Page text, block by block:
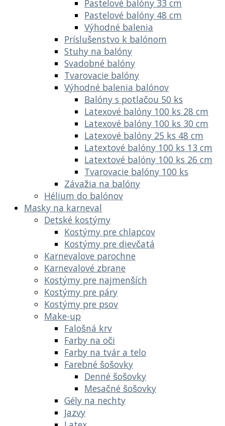
Pastelové balóny 33 cm
Pastelové balóny 48 cm
Výhodné balenia
Príslušenstvo k balónom
Stuhy na balóny
Svadobné balóny
Tvarovacie balóny
Výhodné balenia balónov
Balóny s potlačou 50 ks
Latexové balóny 100 ks 28 cm
Latexové balóny 100 ks 30 cm
Latexové balóny 25 ks 48 cm
Latextové balóny 100 ks 13 cm
Latextové balóny 100 ks 26 cm
Tvarovacie balóny 100 ks
Závažia na balóny
Hélium do balónov
Masky na karneval
Detské kostýmy
Kostýmy pre chlapcov
Kostýmy pre dievčatá
Karnevalove parochne
Karnevalové zbrane
Kostýmy pre najmenších
Kostýmy pre páry
Kostýmy pre psov
Make-up
Falošná krv
Farby na oči
Farby na tvár a telo
Farebné šošovky
Denné šošovky
Mesačné šošovky
Gély na nechty
Jazvy